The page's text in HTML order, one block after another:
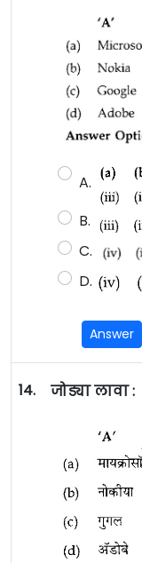
A.
B.
C.
D.
Answer
14. जोड्या लावा :